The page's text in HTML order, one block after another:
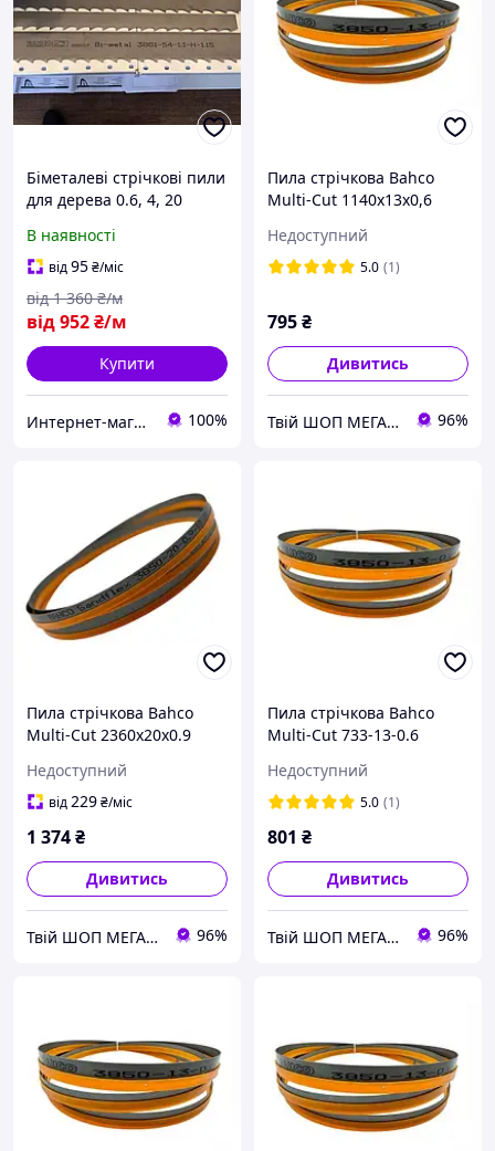
Біметалеві стрічкові пили
для дерева 0.6, 4, 20
В наявності
від95₴/міс
від952₴/м
від 1 360 ₴/м
Купити
Интернет-магазин "Мир Всего" 100%
Пила стрічкова Bahco
Multi-Cut 1140x13x0,6
Недоступний
5.0 (1)
795₴
Дивитись
Твій ШОП МЕГА корисних речей "Механік" 96%
Пила стрічкова Bahco
Multi-Cut 2360x20x0.9
Недоступний
від229₴/міс
1 374₴
Дивитись
Твій ШОП МЕГА корисних речей "Механік" 96%
Пила стрічкова Bahco
Multi-Cut 733-13-0.6
Недоступний
5.0 (1)
801 ₴
Дивитись
Твій ШОП МЕГА корисних речей "Механік" 96%